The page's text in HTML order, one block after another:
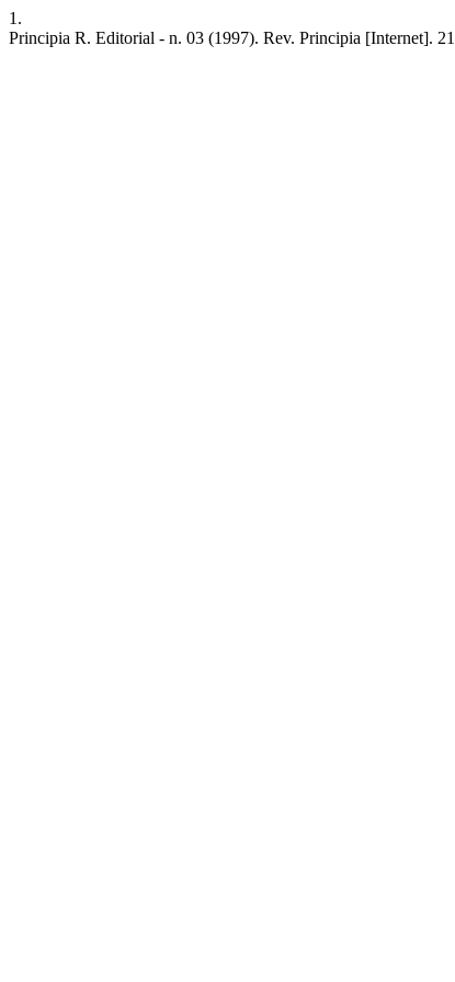
1.
Principia R. Editorial - n. 03 (1997). Rev. Principia [Internet].